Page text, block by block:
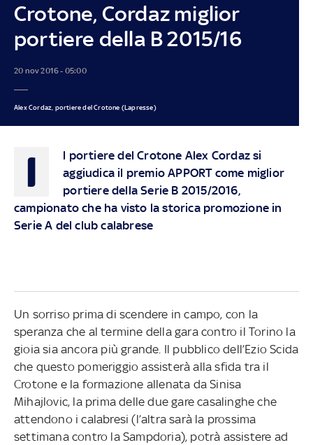
Crotone, Cordaz miglior
portiere della B 2015/16
20 nov 2016 - 05:00
Alex Cordaz, portiere del Crotone (Lapresse)
I
l portiere del Crotone Alex Cordaz si
aggiudica il premio APPORT come miglior
portiere della Serie B 2015/2016,
campionato che ha visto la storica promozione in
Serie A del club calabrese
Un sorriso prima di scendere in campo, con la
speranza che al termine della gara contro il Torino la
gioia sia ancora più grande. Il pubblico dell’Ezio Scida
che questo pomeriggio assisterà alla sfida tra il
Crotone e la formazione allenata da Sinisa
Mihajlovic, la prima delle due gare casalinghe che
attendono i calabresi (l’altra sarà la prossima
settimana contro la Sampdoria), potrà assistere ad